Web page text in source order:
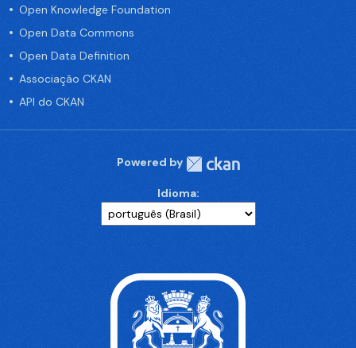
Open Knowledge Foundation
Open Data Commons
Open Data Definition
Associação CKAN
API do CKAN
Powered by
Idioma